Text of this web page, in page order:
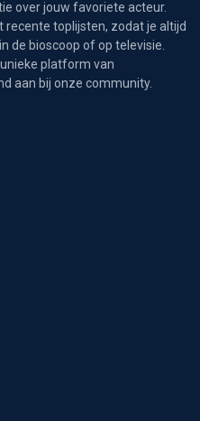
over jouw favoriete acteur.
recente toplijsten, zodat je altijd
de bioscoop of op televisie.
platform van
aan bij onze community.